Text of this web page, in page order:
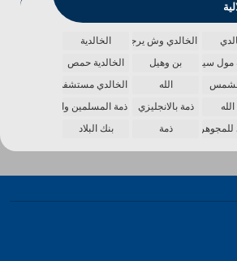
الخالدي وش يرجع
الخالدية
مول سينما بن وهيل
الخالدية حمص
الله
الخالدي مستشفى
ذمة بالانجليزي
ذمة المسلمين واحدة
للمجوهرات ذمة بنك البلاد